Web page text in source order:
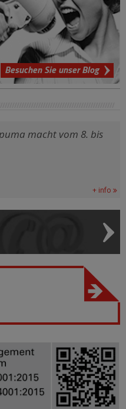
Besuchen Sie unser Blog
macht vom 8. bis
+ info